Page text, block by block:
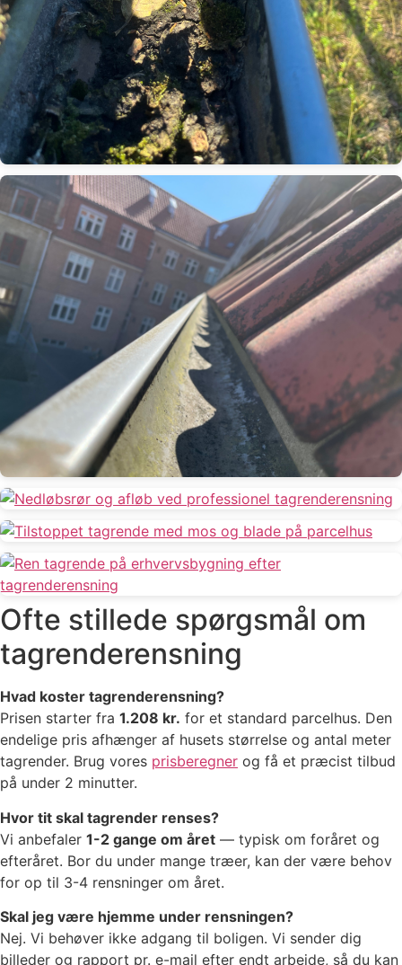
Ofte stillede spørgsmål om
tagrenderensning
Hvad koster tagrenderensning?
Prisen starter fra 1.208 kr. for et standard parcelhus. Den
endelige pris afhænger af husets størrelse og antal meter
tagrender. Brug vores prisberegner og få et præcist tilbud
på under 2 minutter.
Hvor tit skal tagrender renses?
Vi anbefaler 1-2 gange om året — typisk om foråret og
efteråret. Bor du under mange træer, kan der være behov
for op til 3-4 rensninger om året.
Skal jeg være hjemme under rensningen?
Nej. Vi behøver ikke adgang til boligen. Vi sender dig
billeder og rapport pr. e-mail efter endt arbejde, så du kan